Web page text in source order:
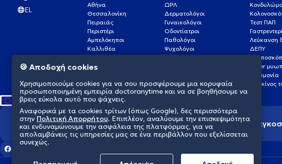
EL
Αθήνα
Θεσσαλονίκη
Πειραιάς
Περιστέρι
Αμπελόκηποι
Καλλιθέα
Πάτρα
Γλυφάδα
Νέα Σμύρνη
ΩΡΛ
Δερματολόγοι
Γυναικολόγοι
Οδοντίατροι
Παθολόγοι
Ψυχολόγοι
Οφθαλμίατροι
Καρδιολόγοι
Τεστ ΠΑΠ
Λεύκανση
ΔΕΠΥ
Laser
Πνευμονία
Καρκίνος
Διαμορφώνουμε το μέλλον της υγείας
🍪 Αποδοχή cookies
Χρησιμοποιούμε cookies για να σου προσφέρουμε μια κορυφαία
προσωποποιημένη εμπειρία doctoranytime και να σε βοηθήσουμε να
βρεις εύκολα αυτό που ψάχνεις.
Αναφορικά με τα cookies τρίτων (όπως Google), δες περισσότερα
στην Πολιτική Απορρήτου. Επιπλέον, αναλύουμε την επισκεψιμότητα
και ενδυναμώνουμε την ασφάλεια της πλατφόρμας, για να
απολαμβάνεις τις υπηρεσίες μας σε ένα περιβάλλον που εξελίσσεται
συνεχώς.